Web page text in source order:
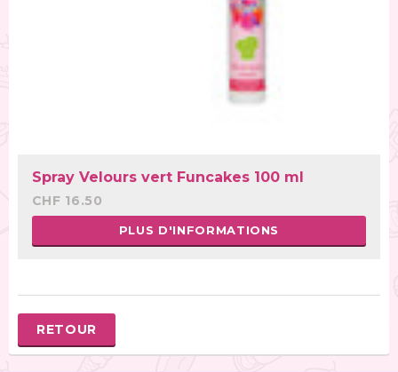
Spray Velours vert Funcakes 100 ml
CHF 16.50
PLUS D'INFORMATIONS
RETOUR